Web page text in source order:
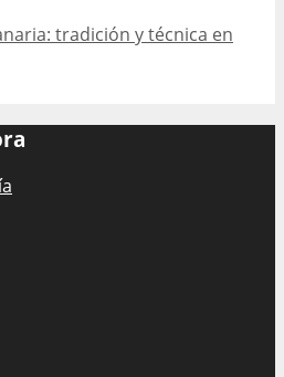
tradición y técnica en